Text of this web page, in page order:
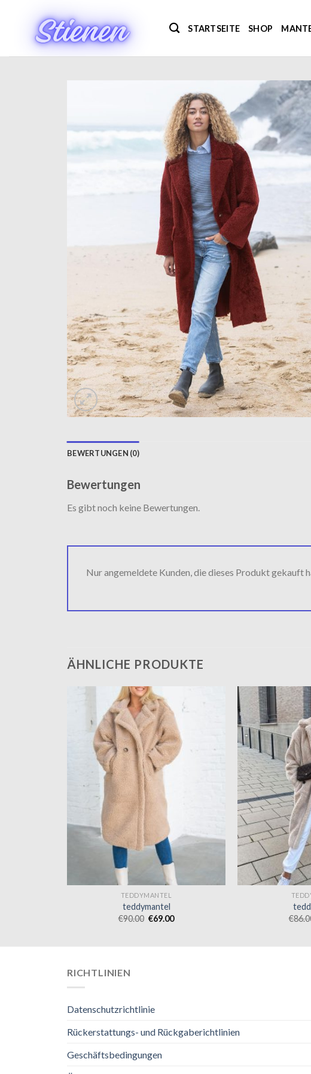
STARTSEITE SHOP
BEWERTUNGEN (0)
Bewertungen
Es gibt noch keine Bewertungen.
Nur angemeldete Kunden, die dieses Produkt gekauft
ÄHNLICHE PRODUKTE
TEDDYMANTEL
teddymantel
€90.00 €69.00
€
RICHTLINIEN
Datenschutzrichtlinie
Rückerstattungs- und Rückgaberichtlinien
Geschäftsbedingungen